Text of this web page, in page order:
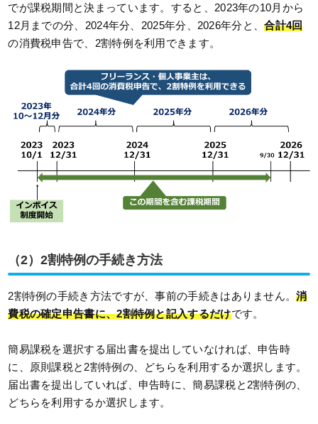
でが課税期間と決まっています。すると、2023年の10月から
12月までの分、2024年分、2025年分、2026年分と、合計4回
の消費税申告で、2割特例を利用できます。
（2）2割特例の手続き方法
2割特例の手続き方法ですが、事前の手続きはありません。消
費税の確定申告書に、2割特例と記入するだけです。
簡易課税を選択する届出書を提出していなければ、申告時
に、原則課税と2割特例の、どちらを利用するか選択します。
届出書を提出していれば、申告時に、簡易課税と2割特例の、
どちらを利用するか選択します。